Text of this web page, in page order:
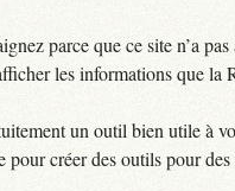
parce que ce site n’a
les informations que
un outil bien utile à
créer des outils pour